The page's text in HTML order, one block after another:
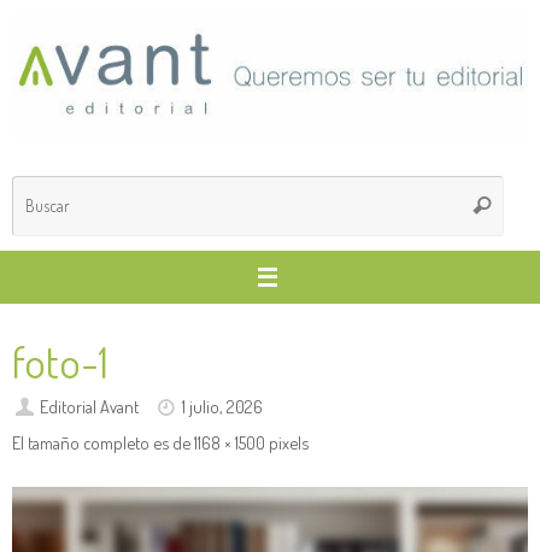
contenido
Buscar
foto-1
Editorial Avant
1 julio, 2026
El tamaño completo es de1168 × 1500 pixels